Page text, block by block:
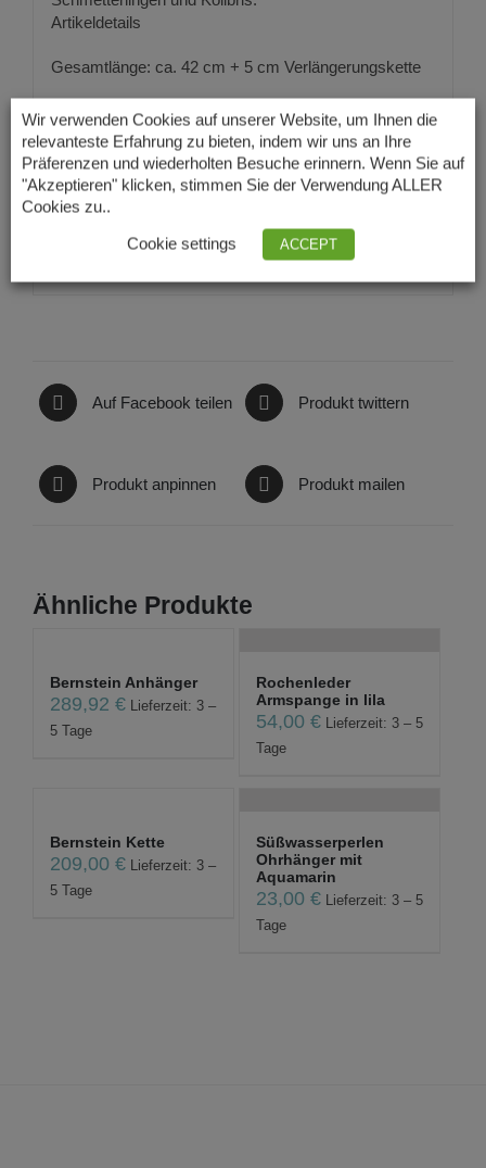
Artikeldetails
Gesamtlänge: ca. 42 cm + 5 cm Verlängerungskette
Material: Mexikanischer Opal
Farbe: Rot blau gelb braun orange
Gesamtgewicht: ca. 24 Gramm
Verschluss: Karabinerverschluss vergoldet
Auf Facebook teilen Produkt twittern
Produkt anpinnen Produkt mailen
Ähnliche Produkte
Bernstein Anhänger
289,92 €
Lieferzeit: 3 –
5 Tage
Rochenleder
Armspange in lila
54,00€
Lieferzeit: 3 – 5
Tage
Bernstein Kette
209,00 €
Lieferzeit: 3 –
5 Tage
Süßwasserperlen
Ohrhänger mit
Aquamarin
23,00€
Lieferzeit: 3 – 5
Tage
Wir verwenden Cookies auf unserer Website, um Ihnen die
relevanteste Erfahrung zu bieten, indem wir uns an Ihre
Präferenzen und wiederholten Besuche erinnern. Wenn Sie auf
"Akzeptieren" klicken, stimmen Sie der Verwendung ALLER
Cookies zu..
Cookie settings ACCEPT